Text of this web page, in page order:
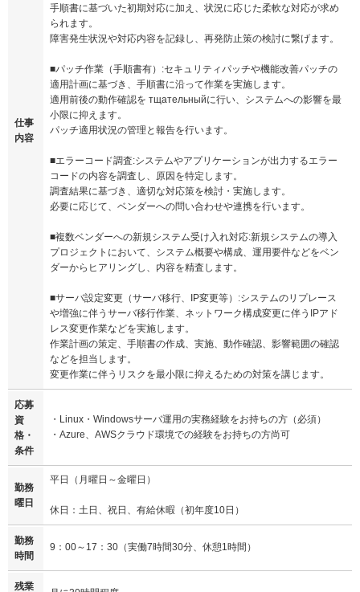
仕事
内容
手順書に基づいた初期対応に加え、状況に応じた柔軟な対応が求め
られます。
障害発生状況や対応内容を記録し、再発防止策の検討に繋げます。
■パッチ作業（手順書有）:セキュリティパッチや機能改善パッチの
適用計画に基づき、手順書に沿って作業を実施します。
適用前後の動作確認を тщательныйに行い、システムへの影響を最
小限に抑えます。
パッチ適用状況の管理と報告を行います。
■エラーコード調査:システムやアプリケーションが出力するエラー
コードの内容を調査し、原因を特定します。
調査結果に基づき、適切な対応策を検討・実施します。
必要に応じて、ベンダーへの問い合わせや連携を行います。
■複数ベンダーへの新規システム受け入れ対応:新規システムの導入
プロジェクトにおいて、システム概要や構成、運用要件などをベン
ダーからヒアリングし、内容を精査します。
■サーバ設定変更（サーバ移行、IP変更等）:システムのリプレース
や増強に伴うサーバ移行作業、ネットワーク構成変更に伴うIPアド
レス変更作業などを実施します。
作業計画の策定、手順書の作成、実施、動作確認、影響範囲の確認
などを担当します。
変更作業に伴うリスクを最小限に抑えるための対策を講じます。
応募
資
格・
条件
・Linux・Windowsサーバ運用の実務経験をお持ちの方（必須）
・Azure、AWSクラウド環境での経験をお持ちの方尚可
勤務
曜日
平日（月曜日～金曜日）
休日：土日、祝日、有給休暇（初年度10日）
勤務
時間
9：00～17：30（実働7時間30分、休憩1時間）
残業